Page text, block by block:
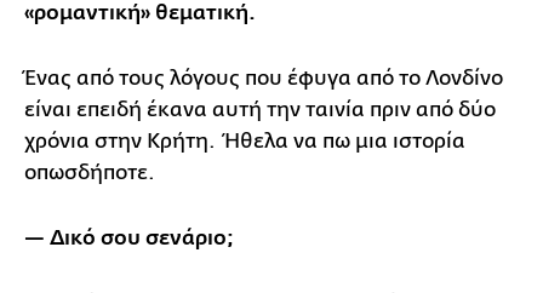
«ρομαντική» θεματική.
Ένας από τους λόγους που έφυγα από το Λονδίνο
είναι επειδή έκανα αυτή την ταινία πριν από δύο
χρόνια στην Κρήτη. Ήθελα να πω μια ιστορία
οπωσδήποτε.
— Δικό σου σενάριο;